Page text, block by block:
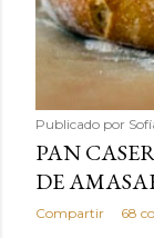
Publicado por
PAN
DE
Compartir 68